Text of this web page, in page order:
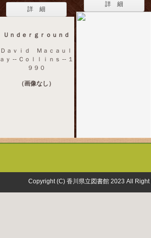
詳 細
Ｕｎｄｅｒｇｒｏｕｎｄ
Ｄａｖｉｄ Ｍａｃａｕｌ
ａｙ -- Ｃｏｌｌｉｎｓ -- １
９９０
（画像なし）
詳 細
Copyright (C) 香川県立図書館 2023 All